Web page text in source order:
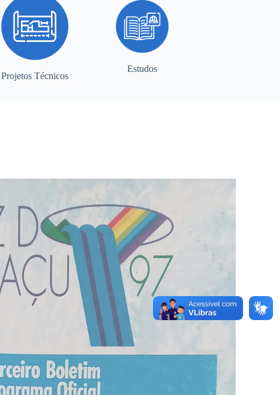
Projetos Técnicos
Estudos